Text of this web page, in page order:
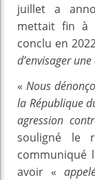
juillet a
mettait fin à
conclu en
d’envisager
« Nous
la République
agression
souligné le
communiqué
avoir «